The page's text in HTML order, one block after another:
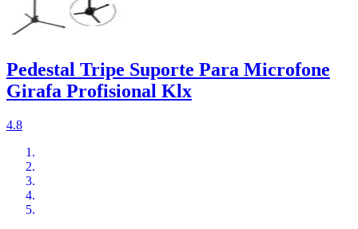
Pedestal Tripe Suporte Para Microfone
Girafa Profisional Klx
4.8